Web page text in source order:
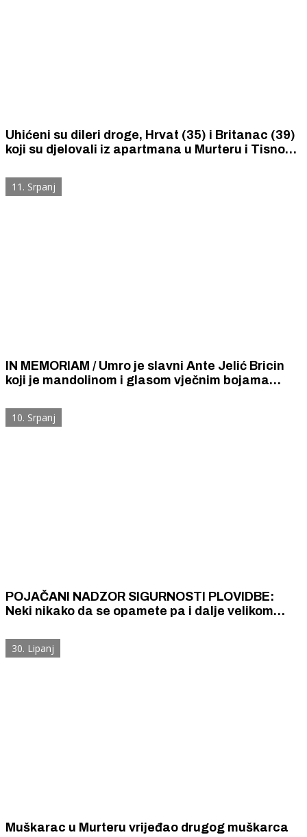
Uhićeni su dileri droge, Hrvat (35) i Britanac (39)
koji su djelovali iz apartmana u Murteru i Tisnom.
puno kokaina i ketamina.
11. Srpanj
IN MEMORIAM / Umro je slavni Ante Jelić Bricin
koji je mandolinom i glasom vječnim bojama
10. Srpanj
POJAČANI NADZOR SIGURNOSTI PLOVIDBE:
Neki nikako da se opamete pa i dalje velikom
30. Lipanj
Muškarac u Murteru vrijeđao drugog muškarca